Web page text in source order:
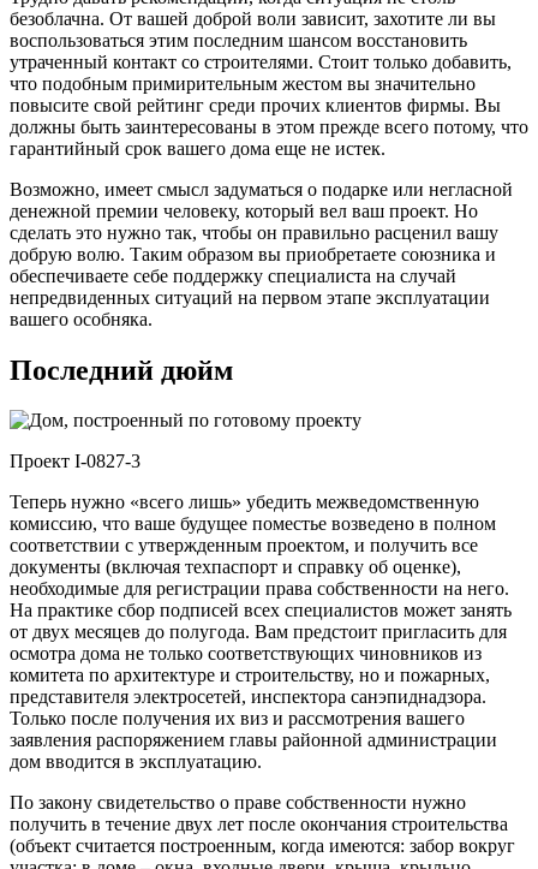
безоблачна. От вашей доброй воли зависит, захотите ли вы
воспользоваться этим последним шансом восстановить
утраченный контакт со строителями. Стоит только добавить,
что подобным примирительным жестом вы значительно
повысите свой рейтинг среди прочих клиентов фирмы. Вы
должны быть заинтересованы в этом прежде всего потому, что
гарантийный срок вашего дома еще не истек.
Возможно, имеет смысл задуматься о подарке или негласной
денежной премии человеку, который вел ваш проект. Но
сделать это нужно так, чтобы он правильно расценил вашу
добрую волю. Таким образом вы приобретаете союзника и
обеспечиваете себе поддержку специалиста на случай
непредвиденных ситуаций на первом этапе эксплуатации
вашего особняка.
Последний дюйм
Проект I-0827-3
Теперь нужно «всего лишь» убедить межведомственную
комиссию, что ваше будущее поместье возведено в полном
соответствии с утвержденным проектом, и получить все
документы (включая техпаспорт и справку об оценке),
необходимые для регистрации права собственности на него.
На практике сбор подписей всех специалистов может занять
от двух месяцев до полугода. Вам предстоит пригласить для
осмотра дома не только соответствующих чиновников из
комитета по архитектуре и строительству, но и пожарных,
представителя электросетей, инспектора санэпиднадзора.
Только после получения их виз и рассмотрения вашего
заявления распоряжением главы районной администрации
дом вводится в эксплуатацию.
По закону свидетельство о праве собственности нужно
получить в течение двух лет после окончания строительства
(объект считается построенным, когда имеются: забор вокруг